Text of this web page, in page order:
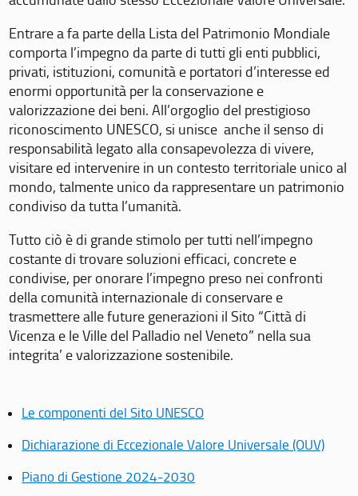
Entrare a fa parte della Lista del Patrimonio Mondiale
comporta l’impegno da parte di tutti gli enti pubblici,
privati, istituzioni, comunità e portatori d’interesse ed
enormi opportunità per la conservazione e
valorizzazione dei beni. All’orgoglio del prestigioso
riconoscimento UNESCO, si unisce anche il senso di
responsabilità legato alla consapevolezza di vivere,
visitare ed intervenire in un contesto territoriale unico al
mondo, talmente unico da rappresentare un patrimonio
condiviso da tutta l’umanità.
Tutto ciò è di grande stimolo per tutti nell’impegno
costante di trovare soluzioni efficaci, concrete e
condivise, per onorare l’impegno preso nei confronti
della comunità internazionale di conservare e
trasmettere alle future generazioni il Sito “Città di
Vicenza e le Ville del Palladio nel Veneto” nella sua
integrita’ e valorizzazione sostenibile.
Le componenti del Sito UNESCO
Dichiarazione di Eccezionale Valore Universale (OUV)
Piano di Gestione 2024-2030